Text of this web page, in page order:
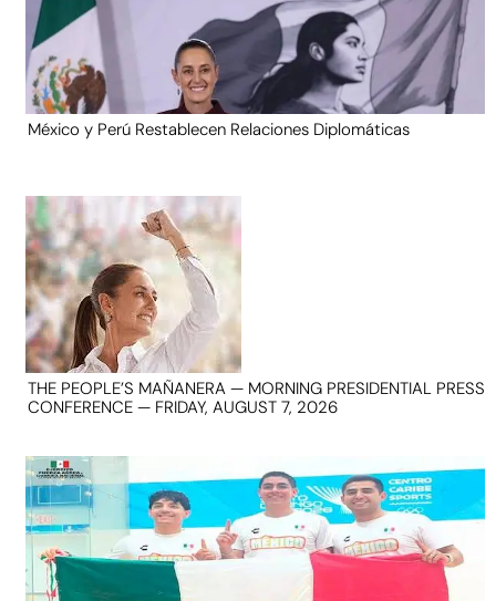
México y Perú Restablecen Relaciones Diplomáticas
THE PEOPLE’S MAÑANERA — MORNING PRESIDENTIAL PRESS
CONFERENCE — FRIDAY, AUGUST 7, 2026